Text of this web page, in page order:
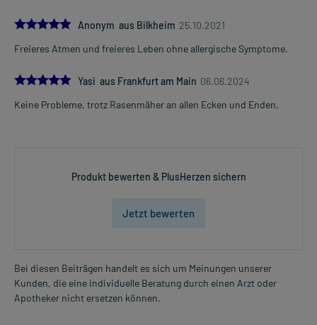
5.0Anonym aus Bilkheim 25.10.2021
Freieres Atmen und freieres Leben ohne allergische Symptome.
5.0
Yasi aus Frankfurt am Main 06.06.2024
Keine Probleme, trotz Rasenmäher an allen Ecken und Enden.
Produkt bewerten & PlusHerzen sichern
Jetzt bewerten
Bei diesen Beiträgen handelt es sich um Meinungen unserer
Kunden, die eine individuelle Beratung durch einen Arzt oder
Apotheker nicht ersetzen können.